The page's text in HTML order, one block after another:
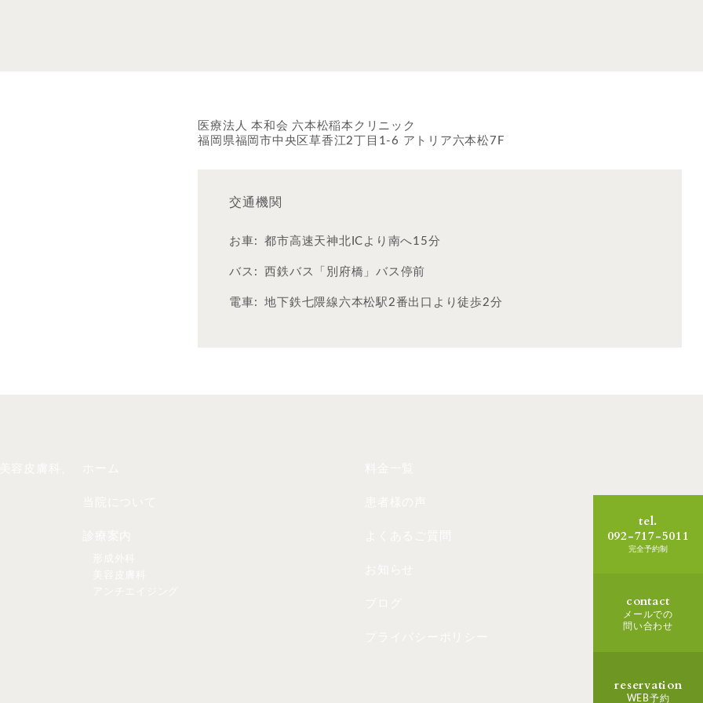
医療法人 本和会 六本松稲本クリニック
福岡県福岡市中央区草香江2丁目1-6 アトリア六本松7F
交通機関
お車: 都市高速天神北ICより南へ15分
バス: 西鉄バス「別府橋」バス停前
電車: 地下鉄七隈線六本松駅2番出口より徒歩2分
tel.
092-717-5011
完全予約制
contact
メールでの
問い合わせ
reservation
WEB予約